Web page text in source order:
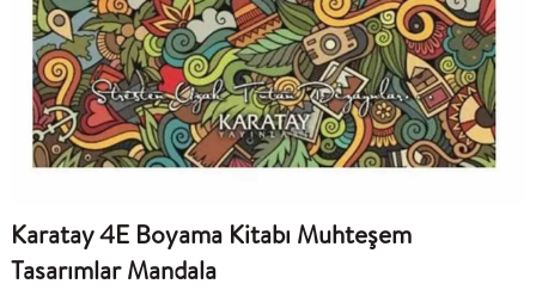
Karatay 4E Boyama Kitabı Muhteşem
Tasarımlar Mandala